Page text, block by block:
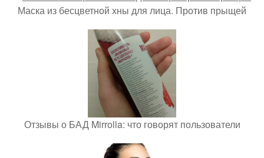
Маска из бесцветной хны для лица. Против прыщей
Отзывы о БАД Mirrolla: что говорят пользователи